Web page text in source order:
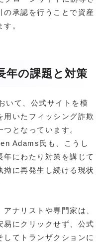
の承認を行うことで資産
。
年の課題と対策
いて、公式サイトを模
いたフィッシング詐欺
となっています。
Adams氏も、こうし
にわたり対策を講じて
拗に再発生し続ける現状
ナリストや専門家は、
易にクリックせず、公式
してトランザクションに